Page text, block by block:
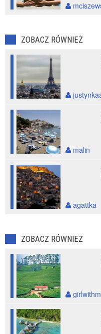
ZOBACZ RÓWNIEŻ
malin
agattka
ZOBACZ RÓWNIEŻ